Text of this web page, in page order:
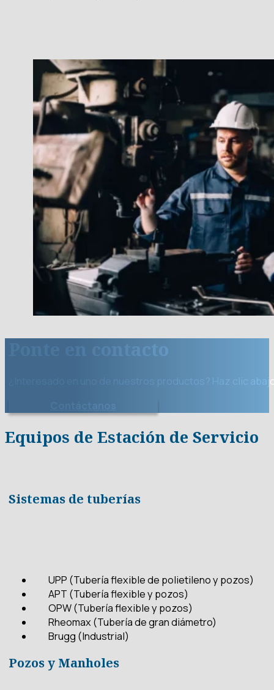
Ponte en contacto
¿Interesado en uno de nuestros productos? Haz clic
Equipos de Estación de Servicio
Sistemas de tuberías
UPP (Tubería flexible de polietileno y pozos)
APT (Tubería flexible y pozos)
OPW (Tubería flexible y pozos)
Rheomax (Tubería de gran diámetro)
Brugg (Industrial)
Pozos y Manholes